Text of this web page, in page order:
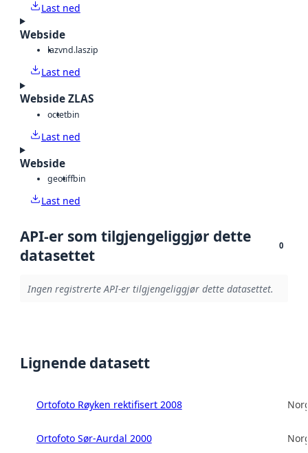
Last ned
Webside
lazvnd.laszip
Last ned
Webside ZLAS
octetbin
Last ned
Webside
geotiffbin
Last ned
API-er som tilgjengeliggjør dette
datasettet
0
Ingen registrerte API-er tilgjengeliggjør dette datasettet.
Lignende datasett
Ortofoto Røyken rektifisert 2008
Ortofoto Sør-Aurdal 2000